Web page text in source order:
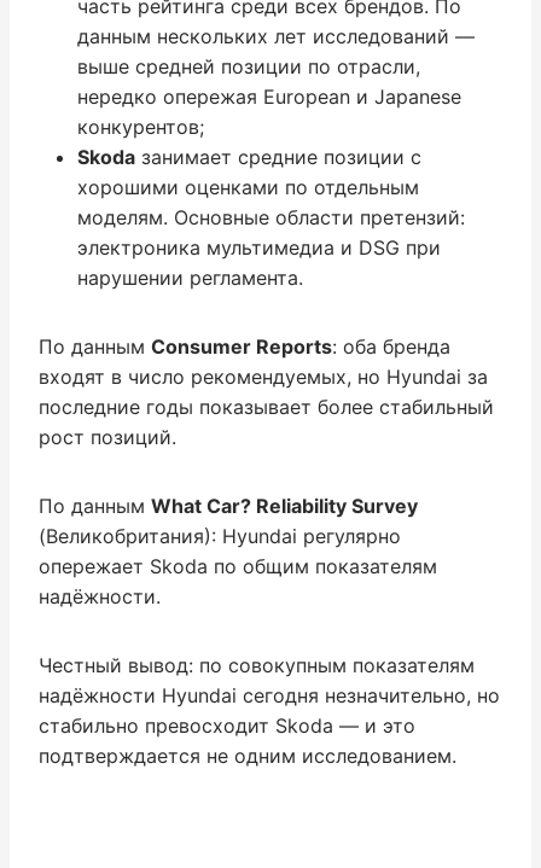
часть рейтинга среди всех брендов. По
данным нескольких лет исследований —
выше средней позиции по отрасли,
нередко опережая European и Japanese
конкурентов;
Skoda занимает средние позиции с
хорошими оценками по отдельным
моделям. Основные области претензий:
электроника мультимедиа и DSG при
нарушении регламента.
По данным Consumer Reports: оба бренда
входят в число рекомендуемых, но Hyundai за
последние годы показывает более стабильный
рост позиций.
По данным What Car? Reliability Survey
(Великобритания): Hyundai регулярно
опережает Skoda по общим показателям
надёжности.
Честный вывод: по совокупным показателям
надёжности Hyundai сегодня незначительно, но
стабильно превосходит Skoda — и это
подтверждается не одним исследованием.